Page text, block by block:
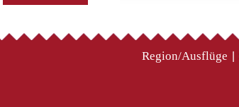
Region/Ausflüge